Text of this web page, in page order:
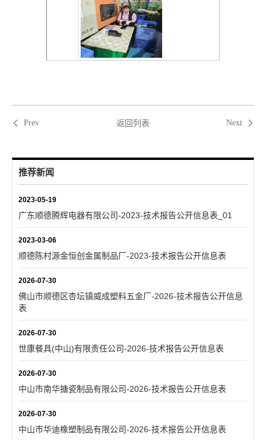
Prev 返回列表 Next
推荐新闻
2023-05-19
广东顺德腾辉电器有限公司-2023-技术报告公开信息表_01
2023-03-06
顺德陈村源金恒创金属制品厂-2023-技术报告公开信息表
2026-07-30
佛山市顺德区杏坛镇威成塑料五金厂-2026-技术报告公开信息
表
2026-07-30
世康餐具(中山)有限责任公司-2026-技术报告公开信息表
2026-07-30
中山市南华搪瓷制品有限公司-2026-技术报告公开信息表
2026-07-30
中山市华迪橡塑制品有限公司-2026-技术报告公开信息表